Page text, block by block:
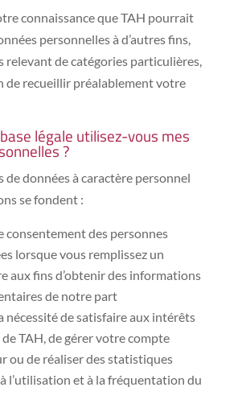
connaissance que TAH pourrait
personnelles à d’autres fins,
relevant de catégories particulières,
de recueillir préalablement votre
légale utilisez-vous mes
?
de données à caractère personnel
se fondent :
consentement des personnes
lorsque vous remplissez un
aux fins d’obtenir des informations
de notre part
nécessité de satisfaire aux intérêts
TAH, de gérer votre compte
ou de réaliser des statistiques
l’utilisation et à la fréquentation du